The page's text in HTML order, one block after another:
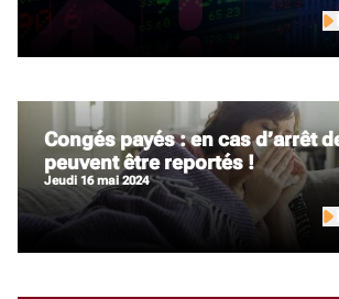
ACTUALITÉS P ME
DESSINS MINUTE DE
NEWSLETTER SOCIALE ACOM
Congés payés : en cas d’arrêt
peuvent être reportés !
jeudi 16 mai 2024